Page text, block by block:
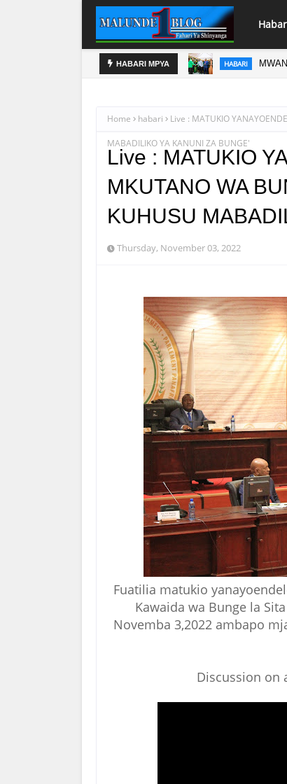
HABARI MPYA HABARI
Home habari Live : MATUKIO
MABADILIKO YA KANUNI ZA BUNGE'
Live : MATUKIO
MKUTANO WA
KUHUSU
Thursday, November 03, 2022
Fuatilia matukio
Kawaida wa Bunge la
Novemba 3,2022 ambapo
Discussion on